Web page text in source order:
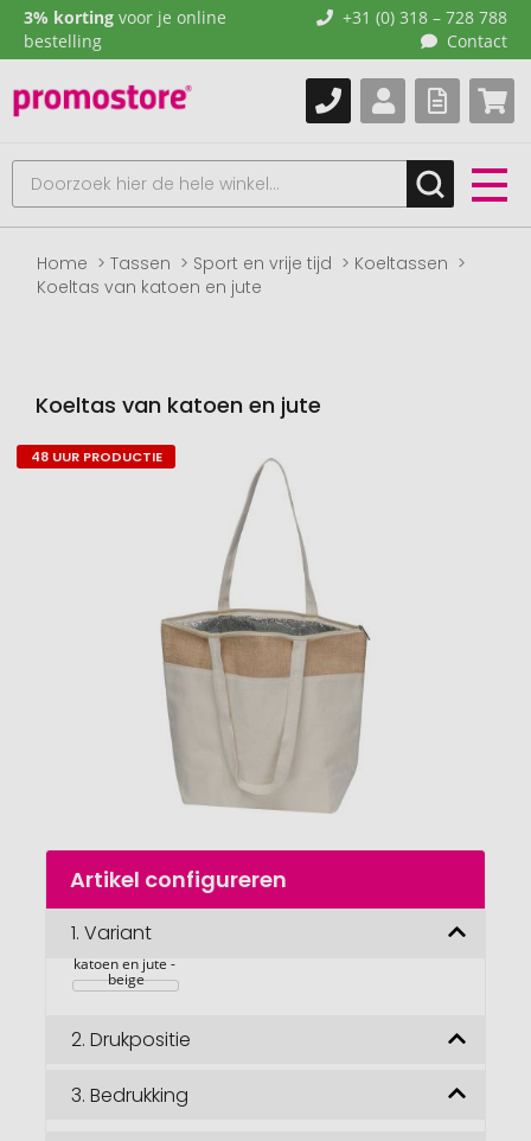
3% korting voor je online
bestelling
+31 (0) 318 – 728 788
Contact
Home Tassen Sport en vrije tijd
Koeltassen
Koeltas van katoen en jute
Koeltas van katoen en jute
Naar
Naar
begin
afbeeldingengalerij
48 UUR PRODUCTIE
Artikel configureren
1. Variant
katoen en jute -
beige
2. Drukpositie
3. Bedrukking